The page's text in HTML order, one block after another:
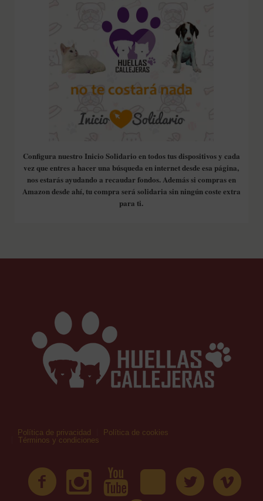
Configura nuestro Inicio Solidario en todos tus dispositivos y cada
vez que entres a hacer una búsqueda en internet desde esa página,
nos estarás ayudando a recaudar fondos. Además si compras en
Amazon desde ahí, tu compra será solidaria sin ningún coste extra
para ti.
Política de privacidad
Política de cookies
Términos y condiciones